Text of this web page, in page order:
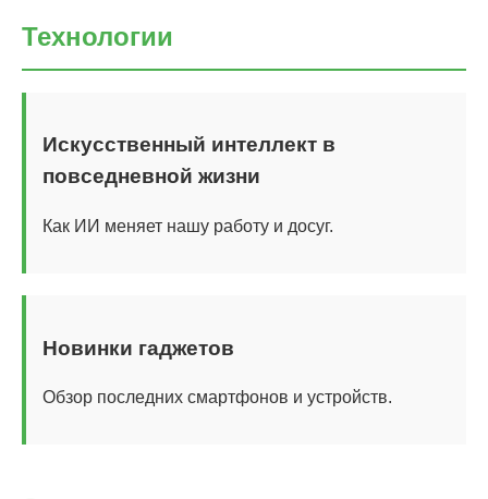
Технологии
Искусственный интеллект в
повседневной жизни
Как ИИ меняет нашу работу и досуг.
Новинки гаджетов
Обзор последних смартфонов и устройств.